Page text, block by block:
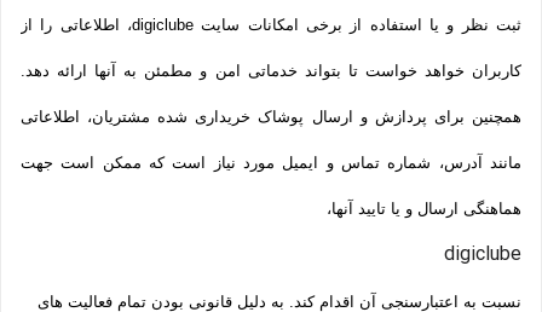
ثبت نظر و یا استفاده از برخی امکانات سایت digiclube، اطلاعاتی را از
کاربران خواهد خواست تا بتواند خدماتی امن و مطمئن به آنها ارائه دهد.
همچنین برای پردازش و ارسال پوشاک خریداری شده مشتریان، اطلاعاتی
مانند آدرس، شماره تماس و ایمیل مورد نیاز است که ممکن است جهت
هماهنگی ارسال و یا تایید آنها،
digiclube
نسبت به اعتبارسنجی آن اقدام کند. به دلیل قانونی بودن تمام فعالیت های